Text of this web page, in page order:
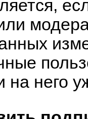
него